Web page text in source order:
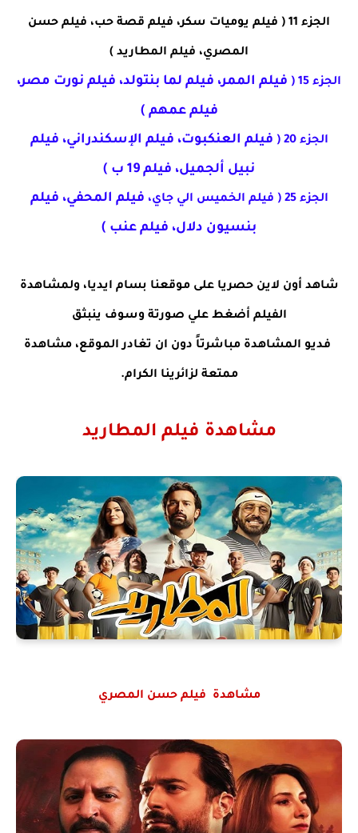
الجزء 11 ( فيلم يوميات سكر، فيلم قصة حب، فيلم حسن
المصري، فيلم المطاريد )
الجزء 15 ( فيلم الممر، فيلم لما بنتولد، فيلم نورت مصر،
فيلم عمهم )
الجزء 20 ( فيلم العنكبوت، فيلم الإسكندراني، فيلم
نبيل ألجميل، فيلم 19 ب )
الجزء 25 ( فيلم الخميس الي جاي، فيلم المحفي، فيلم
بنسيون دلال، فيلم عنب )
شاهد أون لاين حصريا على موقعنا بسام ايديا، ولمشاهدة
الفيلم أضغط علي صورتة وسوف ينبثق
فديو المشاهدة مباشرتاً دون ان تغادر الموقع، مشاهدة
ممتعة لزائرينا الكرام.
مشاهدة فيلم المطاريد
مشاهدة فيلم حسن المصري